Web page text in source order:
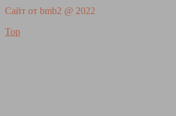
Сайт от bmb2 @ 2022
Top